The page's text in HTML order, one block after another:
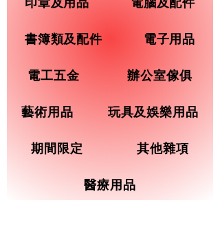
書簿類及配件 電子用品
電工五金 辦公室傢俱
藝術用品 玩具及娛樂用品
期間限定 其他雜項
醫療用品